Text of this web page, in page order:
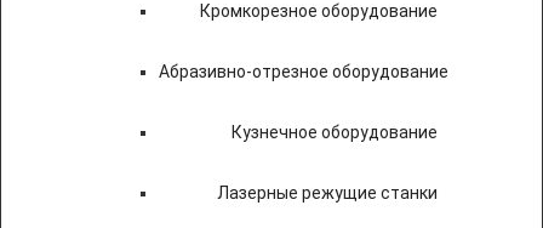
Кромкорезное оборудование
Абразивно-отрезное оборудование
Кузнечное оборудование
Лазерные режущие станки